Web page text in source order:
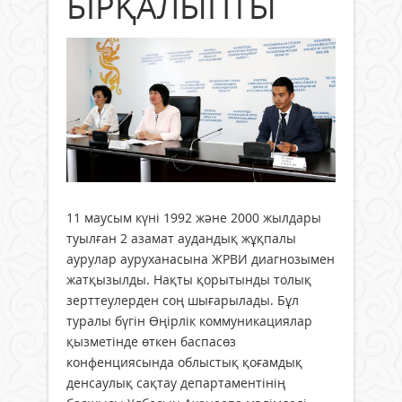
11 маусым күні 1992 және 2000 жылдары
туылған 2 азамат аудандық жұқпалы
аурулар ауруханасына ЖРВИ диагнозымен
жатқызылды. Нақты қорытынды толық
зерттеулерден соң шығарылады. Бұл
туралы бүгін Өңірлік коммуникациялар
қызметінде өткен баспасөз
конфенциясында облыстық қоғамдық
денсаулық сақтау департаментінің